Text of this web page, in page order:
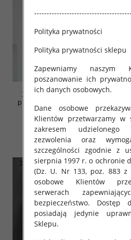
Żakiety damskie (Polska
produkt ) Roz S-XL, 1 Kolor
Paczka 5 szt
45.00 zł
szczegóły
Polityka prywatności
Polityka prywatności sklepu
Zapewniamy naszym
poszanowanie ich
ich danych osobowych.
Dane osobowe
Klientów przetwarzamy w
zakresem udzielonego
zezwolenia oraz
szczególności zgodnie z
sierpnia 1997 r. o ochronie
(Dz. U. Nr 133, poz. 883 z
osobowe Klientów
serwerach
bezpieczeństwo. Dostęp
posiadają jedynie
Sklepu.